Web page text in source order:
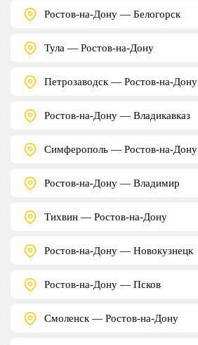
Ростов-на-Дону — Белогорск
Тула — Ростов-на-Дону
Петрозаводск — Ростов-на-Дону
Ростов-на-Дону — Владикавказ
Симферополь — Ростов-на-Дону
Ростов-на-Дону — Владимир
Тихвин — Ростов-на-Дону
Ростов-на-Дону — Новокузнецк
Ростов-на-Дону — Псков
Смоленск — Ростов-на-Дону